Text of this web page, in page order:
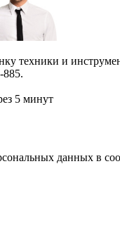
техники и
885.
5 минут
данных в